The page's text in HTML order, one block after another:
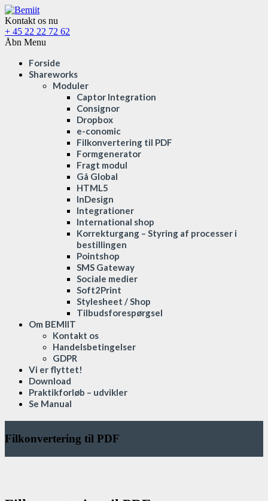
Kontakt os nu
+ 45 22 22 72 62
Åbn Menu
Forside
Shareworks
Moduler
Captor Integration
Consignor
Dropbox
e-conomic
Filkonvertering til PDF
Formgenerator
Fragt modul
Gå Global
HTML5
InDesign
Integrationer
International shop
Korrekturgang – Styring af processer i
bestillingen
Pointshop
SMS Gateway
Sociale medier
Soft2Print
Stylesheet / Shop
Tilbudsforespørgsel
Om BEMIIT
Kontakt os
Handelsbetingelser
GDPR
Vi er flyttet!
Download
Praktikforløb – udvikler
Se Manual
Filkonvertering til PDF